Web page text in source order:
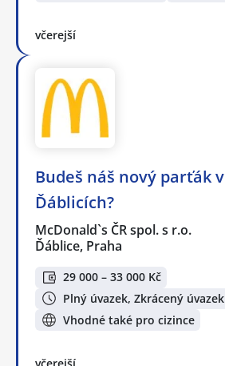
včerejší
Budeš náš nový parťák v
Ďáblicích?
McDonald`s ČR spol. s r.o.
Ďáblice, Praha
29 000 – 33 000 Kč
Plný úvazek, Zkrácený úvazek
Vhodné také pro cizince